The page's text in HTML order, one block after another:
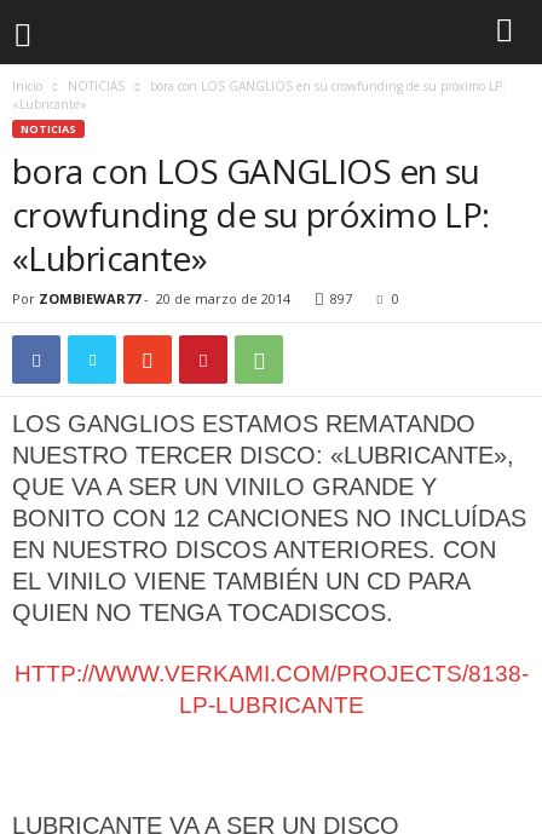
Inicio NOTICIAS
bora con LOS GANGLIOS en su crowfunding de su próximo LP:
«Lubricante»
NOTICIAS
bora con LOS GANGLIOS en su
crowfunding de su próximo LP:
«Lubricante»
Por ZOMBIEWAR77- 20 de marzo de 2014 897 0
LOS GANGLIOS ESTAMOS REMATANDO
NUESTRO TERCER DISCO: «LUBRICANTE»,
QUE VA A SER UN VINILO GRANDE Y
BONITO CON 12 CANCIONES NO INCLUÍDAS
EN NUESTRO DISCOS ANTERIORES. CON
EL VINILO VIENE TAMBIÉN UN CD PARA
QUIEN NO TENGA TOCADISCOS.
HTTP://WWW.VERKAMI.COM/PROJECTS/8138-
LP-LUBRICANTE
LUBRICANTE VA A SER UN DISCO